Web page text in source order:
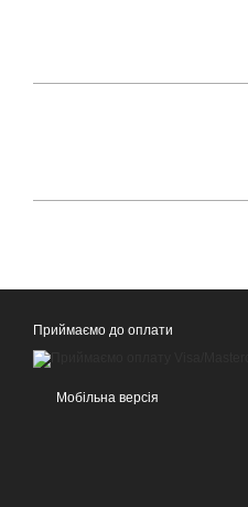
Приймаємо до оплати
Мобільна версія